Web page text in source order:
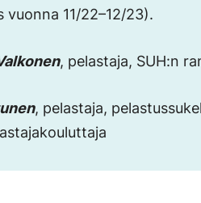
vuonna 11/22–12/23).
, pelastaja, SUH:n
, pelastaja,